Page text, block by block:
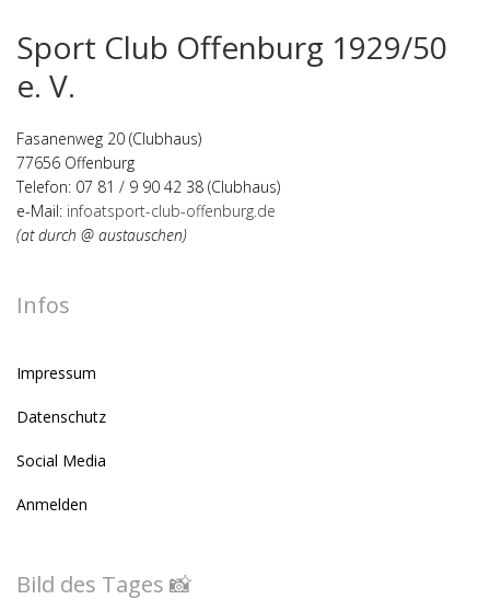
Sport Club Offenburg 1929/50
e. V.
Fasanenweg 20 (Clubhaus)
77656 Offenburg
Telefon: 07 81 / 9 90 42 38 (Clubhaus)
e-Mail: infoatsport-club-offenburg.de
(at durch @ austauschen)
Infos
Impressum
Datenschutz
Social Media
Anmelden
Bild des Tages 📸